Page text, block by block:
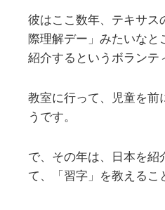
彼はここ数年、テキサス
際理解デー」みたいなと
紹介するというボランテ
教室に行って、児童を前
うです。
で、その年は、日本を紹
て、「習字」を教えるこ